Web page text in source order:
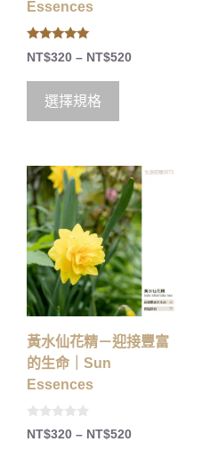
Essences
5.00
out of 5
NT$320 – NT$520
選擇規格
黃水仙花精－迎接豐富
的生命｜Sun
Essences
0
oNT$320 – NT$520